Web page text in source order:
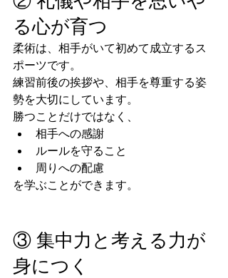
る心が育つ
柔術は、相手がいて初めて成立するス
ポーツです。
練習前後の挨拶や、相手を尊重する姿
勢を大切にしています。
勝つことだけではなく、
相手への感謝
ルールを守ること
周りへの配慮
を学ぶことができます。
③ 集中力と考える力が
身につく